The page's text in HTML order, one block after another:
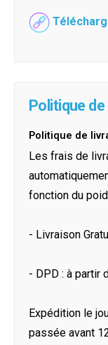
Politique
Politique de
Les frais de
fonction du
- Livraison
- DPD : à partir
Expédition le
passée avant